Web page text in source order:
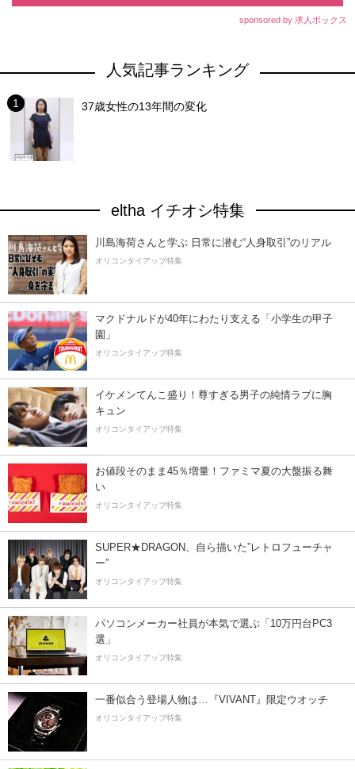
sponsored by 求人ボックス
人気記事ランキング
37歳女性の13年間の変化
eltha イチオシ特集
川島海荷さんと学ぶ 日常に潜む“人身取引”のリアル
オリコンタイアップ特集
マクドナルドが40年にわたり支える「小学生の甲子
園」
オリコンタイアップ特集
イケメンてんこ盛り！尊すぎる男子の純情ラブに胸
キュン
オリコンタイアップ特集
お値段そのまま45％増量！ファミマ夏の大盤振る舞
い
オリコンタイアップ特集
SUPER★DRAGON、自ら描いた”レトロフューチャ
ー”
オリコンタイアップ特集
パソコンメーカー社員が本気で選ぶ「10万円台PC3
選」
オリコンタイアップ特集
一番似合う登場人物は…『VIVANT』限定ウオッチ
オリコンタイアップ特集